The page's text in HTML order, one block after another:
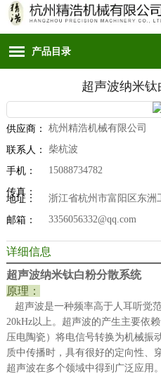
产品目录
超声波纳米
供应商： 杭州精浩机械有限公司
联系人： 柴杭波
手机： 15088734782
传真：
地址： 浙江省杭州市富阳区东洲
邮箱： 3356056332@qq.com
详细信息
超声波纳米钛白粉分散系统
原理：
超声波是一种频率高于人耳听觉
20kHz以上。超声波的产生主要依
压电陶瓷）将电信号转换为机械振
质中传播时，具有很好的定向性、
超声波在多个领域中得到广泛应用。